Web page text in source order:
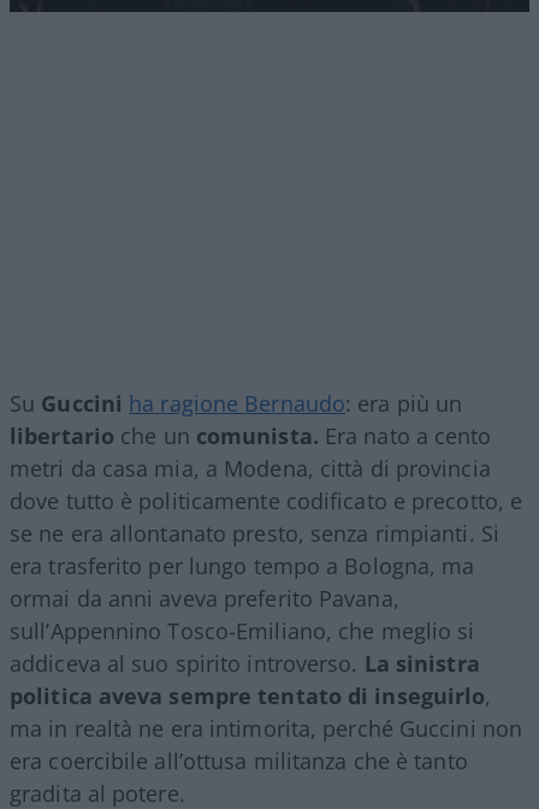
Su Guccini ha ragione Bernaudo: era più un
libertario che un comunista. Era nato a cento
metri da casa mia, a Modena, città di provincia
dove tutto è politicamente codificato e precotto, e
se ne era allontanato presto, senza rimpianti. Si
era trasferito per lungo tempo a Bologna, ma
ormai da anni aveva preferito Pavana,
sull’Appennino Tosco-Emiliano, che meglio si
addiceva al suo spirito introverso. La sinistra
politica aveva sempre tentato di inseguirlo,
ma in realtà ne era intimorita, perché Guccini non
era coercibile all’ottusa militanza che è tanto
gradita al potere.